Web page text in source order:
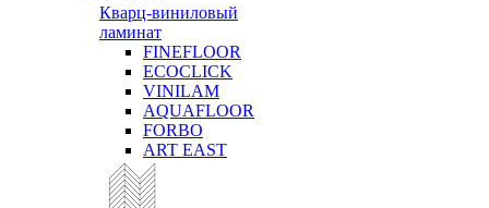
Кварц-виниловый
ламинат
FINEFLOOR
ECOCLICK
VINILAM
AQUAFLOOR
FORBO
ART EAST